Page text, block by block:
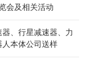
会及相关活动
器、行星减速器、力
本体公司送样